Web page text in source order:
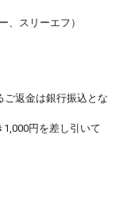
、スリーエフ）
返金は銀行振込とな
円を差し引いて